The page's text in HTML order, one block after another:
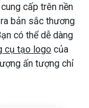
cấp trên nền
bản sắc thương
có thể dễ dàng
cụ tạo logo của
ấn tượng chỉ